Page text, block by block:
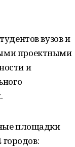
вузов и
проектными
и
площадки